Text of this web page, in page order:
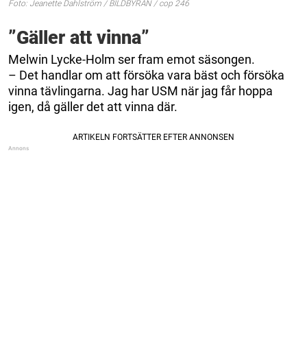
Foto: Jeanette Dahlström / BILDBYRÅN / cop 246
”Gäller att vinna”
Melwin Lycke-Holm ser fram emot säsongen.
– Det handlar om att försöka vara bäst och försöka
vinna tävlingarna. Jag har USM när jag får hoppa
igen, då gäller det att vinna där.